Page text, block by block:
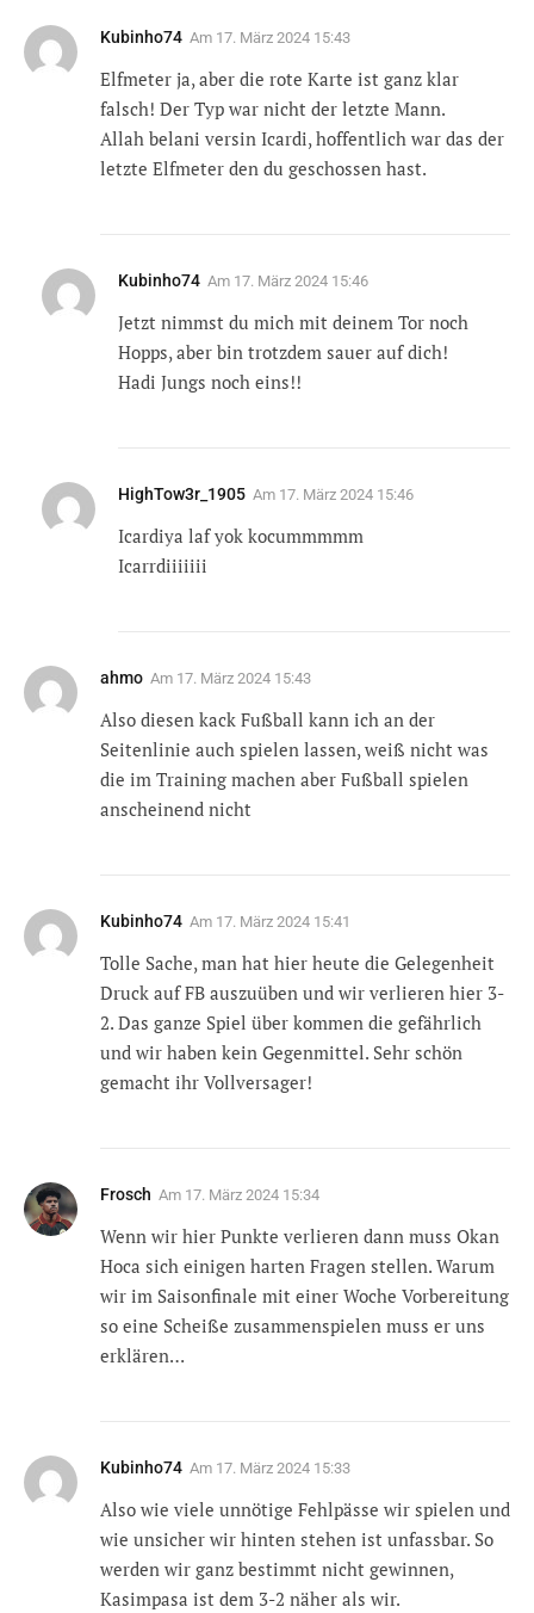
Kubinho74 Am 17. März 2024 15:43
Elfmeter ja, aber die rote Karte ist ganz klar
falsch! Der Typ war nicht der letzte Mann.
Allah belani versin Icardi, hoffentlich war das der
letzte Elfmeter den du geschossen hast.
Kubinho74 Am 17. März 2024 15:46
Jetzt nimmst du mich mit deinem Tor noch
Hopps, aber bin trotzdem sauer auf dich!
Hadi Jungs noch eins!!
HighTow3r_1905 Am 17. März 2024 15:46
Icardiya laf yok kocummmmm
Icarrdiiiiiii
ahmo Am 17. März 2024 15:43
Also diesen kack Fußball kann ich an der
Seitenlinie auch spielen lassen, weiß nicht was
die im Training machen aber Fußball spielen
anscheinend nicht
Kubinho74 Am 17. März 2024 15:41
Tolle Sache, man hat hier heute die Gelegenheit
Druck auf FB auszuüben und wir verlieren hier 3-
2. Das ganze Spiel über kommen die gefährlich
und wir haben kein Gegenmittel. Sehr schön
gemacht ihr Vollversager!
Frosch Am 17. März 2024 15:34
Wenn wir hier Punkte verlieren dann muss Okan
Hoca sich einigen harten Fragen stellen. Warum
wir im Saisonfinale mit einer Woche Vorbereitung
so eine Scheiße zusammenspielen muss er uns
erklären…
Kubinho74 Am 17. März 2024 15:33
Also wie viele unnötige Fehlpässe wir spielen und
wie unsicher wir hinten stehen ist unfassbar. So
werden wir ganz bestimmt nicht gewinnen,
Kasimpasa ist dem 3-2 näher als wir.